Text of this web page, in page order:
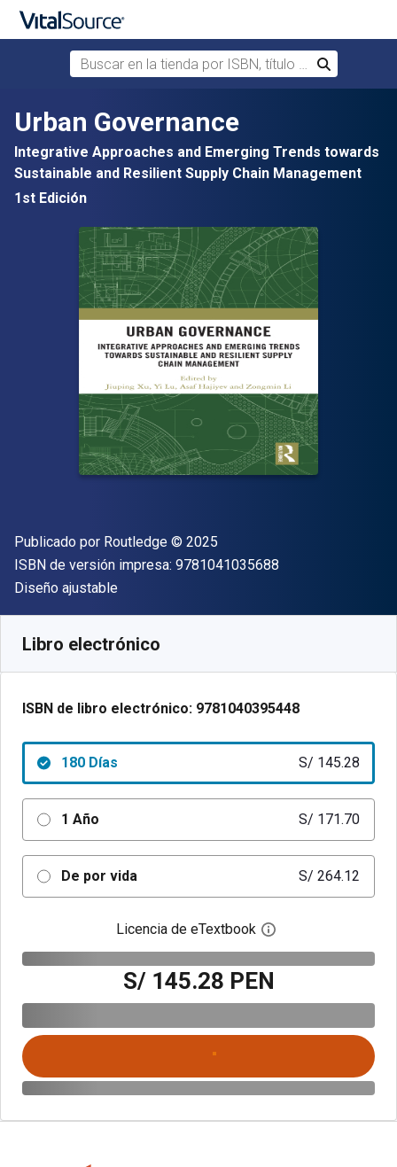
Saltar al contenido principal
Buscar en la tienda por ISBN, título o autor
Buscar
Urban Governance
Integrative Approaches and Emerging Trends towards
Sustainable and Resilient Supply Chain Management
1st Edición
Editor
Publicado por Routledge Copyright
© 2025
ISBN de versión impresa: 9781041035688
Formato
Diseño ajustable
Libro electrónico
ISBN de libro electrónico: 9781040395448
180 Días S/ 145.28
1 Año S/ 171.70
De por vida S/ 264.12
Licencia de eTextbook Abre el cuadro de
S/ 145.28 PEN